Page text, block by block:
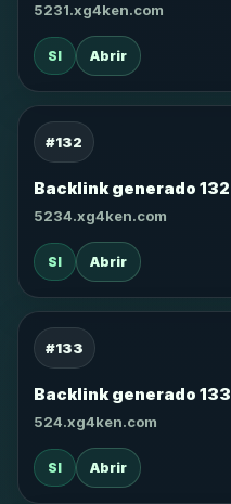
5231.xg4ken.com
SI Abrir
#132
Backlink generado 132
5234.xg4ken.com
SI Abrir
#133
Backlink generado 133
524.xg4ken.com
SI Abrir